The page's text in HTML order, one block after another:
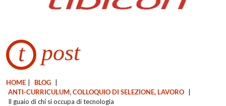
t post
HOME BLOG
ANTI-CURRICULUM, COLLOQUIO DI SELEZIONE, LAVORO
Il guaio di chi si occupa di tecnologia